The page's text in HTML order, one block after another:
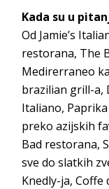
Kada su u
Od Jamie’s
restorana, The
Medirerraneo
brazilian grill-a,
Italiano,
preko azijskih
Bad restorana,
sve do slatkih
Knedly-ja, Coffe